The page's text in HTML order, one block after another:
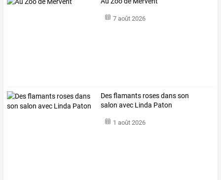
7 août 2026
Des flamants roses dans son
salon avec Linda Paton
1 août 2026